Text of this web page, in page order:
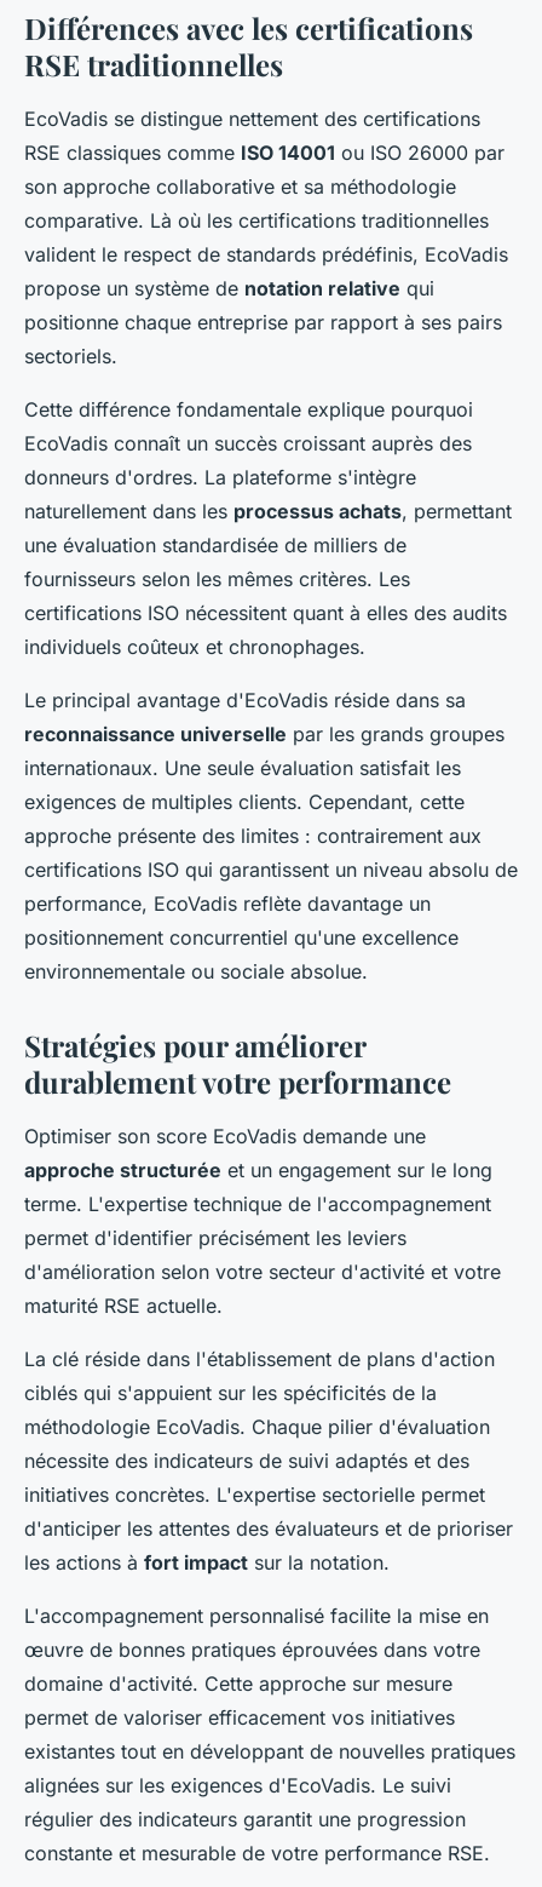
Différences avec les certifications
RSE traditionnelles
EcoVadis se distingue nettement des certifications
RSE classiques comme ISO 14001 ou ISO 26000 par
son approche collaborative et sa méthodologie
comparative. Là où les certifications traditionnelles
valident le respect de standards prédéfinis, EcoVadis
propose un système de notation relative qui
positionne chaque entreprise par rapport à ses pairs
sectoriels.
Cette différence fondamentale explique pourquoi
EcoVadis connaît un succès croissant auprès des
donneurs d'ordres. La plateforme s'intègre
naturellement dans les processus achats, permettant
une évaluation standardisée de milliers de
fournisseurs selon les mêmes critères. Les
certifications ISO nécessitent quant à elles des audits
individuels coûteux et chronophages.
Le principal avantage d'EcoVadis réside dans sa
reconnaissance universelle par les grands groupes
internationaux. Une seule évaluation satisfait les
exigences de multiples clients. Cependant, cette
approche présente des limites : contrairement aux
certifications ISO qui garantissent un niveau absolu de
performance, EcoVadis reflète davantage un
positionnement concurrentiel qu'une excellence
environnementale ou sociale absolue.
Stratégies pour améliorer
durablement votre performance
Optimiser son score EcoVadis demande une
approche structurée et un engagement sur le long
terme. L'expertise technique de l'accompagnement
permet d'identifier précisément les leviers
d'amélioration selon votre secteur d'activité et votre
maturité RSE actuelle.
La clé réside dans l'établissement de plans d'action
ciblés qui s'appuient sur les spécificités de la
méthodologie EcoVadis. Chaque pilier d'évaluation
nécessite des indicateurs de suivi adaptés et des
initiatives concrètes. L'expertise sectorielle permet
d'anticiper les attentes des évaluateurs et de prioriser
les actions à fort impact sur la notation.
L'accompagnement personnalisé facilite la mise en
œuvre de bonnes pratiques éprouvées dans votre
domaine d'activité. Cette approche sur mesure
permet de valoriser efficacement vos initiatives
existantes tout en développant de nouvelles pratiques
alignées sur les exigences d'EcoVadis. Le suivi
régulier des indicateurs garantit une progression
constante et mesurable de votre performance RSE.